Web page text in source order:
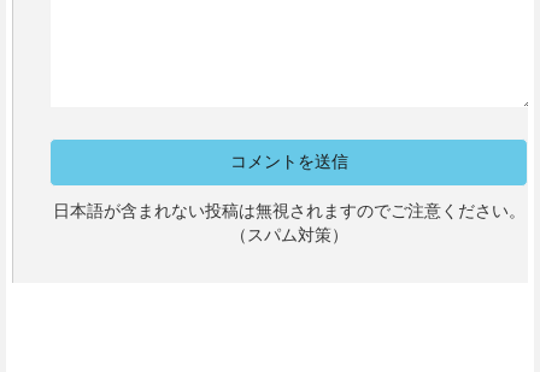
日本語が含まれない投稿は無視されますのでご注意ください。
（スパム対策）